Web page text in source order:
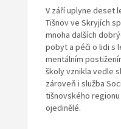
V září uplyne deset
Tišnov ve Skryjích
mnoha dalších
pobyt a péči o lidi s
mentálním
školy vznikla vedle
zároveň i služba
tišnovského
ojedinělé.